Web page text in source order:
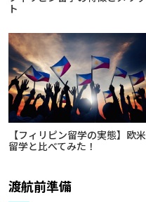
ト
【フィリピン留学の実態】欧米
留学と比べてみた！
渡航前準備